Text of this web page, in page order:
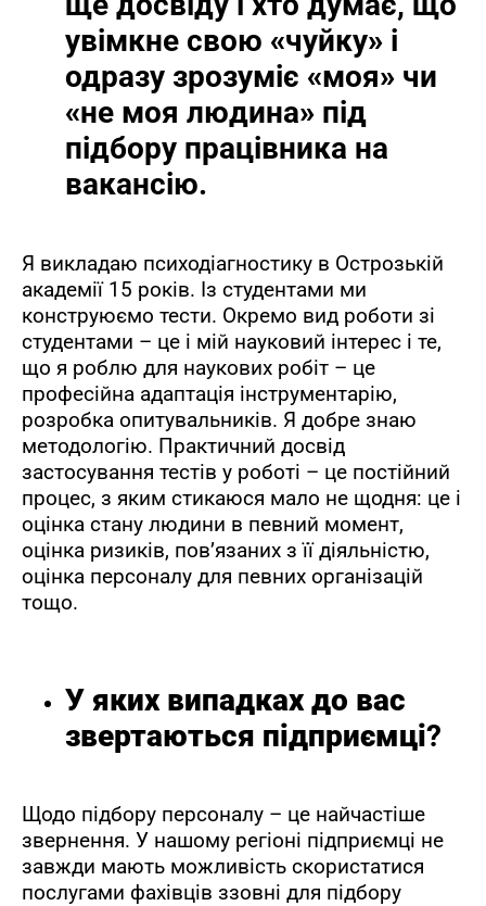
увімкне свою «чуйку» і
одразу зрозуміє «моя» чи
«не моя людина» під
підбору працівника на
вакансію.
Я викладаю психодіагностику в Острозькій
академії 15 років. Із студентами ми
конструюємо тести. Окремо вид роботи зі
студентами – це і мій науковий інтерес і те,
що я роблю для наукових робіт – це
професійна адаптація інструментарію,
розробка опитувальників. Я добре знаю
методологію. Практичний досвід
застосування тестів у роботі – це постійний
процес, з яким стикаюся мало не щодня: це і
оцінка стану людини в певний момент,
оцінка ризиків, пов’язаних з її діяльністю,
оцінка персоналу для певних організацій
тощо.
У яких випадках до вас
звертаються підприємці?
Щодо підбору персоналу – це найчастіше
звернення. У нашому регіоні підприємці не
завжди мають можливість скористатися
послугами фахівців ззовні для підбору